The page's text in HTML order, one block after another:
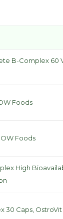
B-Complex 60
Foods
Foods
High
30 Caps,